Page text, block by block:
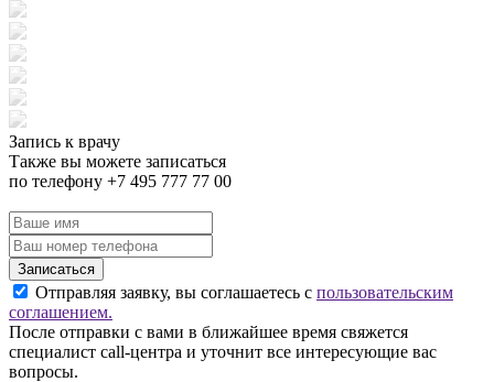
Запись к врачу
Также вы можете записаться
по телефону +7 495 777 77 00
Записаться
Отправляя заявку, вы соглашаетесь с пользовательским
соглашением.
После отправки с вами в ближайшее время свяжется
специалист call-центра и уточнит все интересующие вас
вопросы.